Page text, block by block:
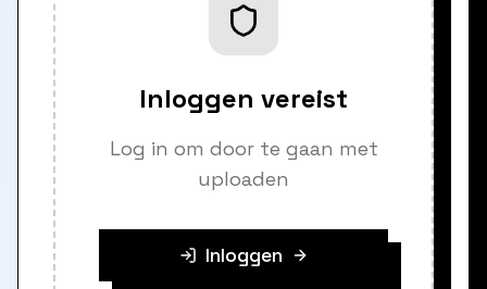
Inloggen vereist
Log in om door te gaan met
uploaden
Inloggen